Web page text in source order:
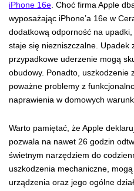
iPhone 16e. Choć firma Apple
wyposażając iPhone’a 16e w
dodatkową odporność na
staje się niezniszczalne. Upadek
przypadkowe uderzenie mogą
obudowy. Ponadto, uszkodzenie
poważne problemy z
naprawienia w domowych
Warto pamiętać, że Apple
pozwala na nawet 26 godzin
świetnym narzędziem do
uszkodzenia mechaniczne,
urządzenia oraz jego ogólne